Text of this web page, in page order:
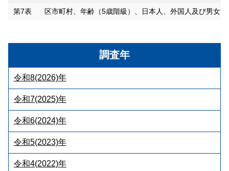
調査年
令和8(2026)年
令和7(2025)年
令和6(2024)年
令和5(2023)年
令和4(2022)年
第7表 区市町村、年齢（5歳階級）、日本人、外国人及び男女別